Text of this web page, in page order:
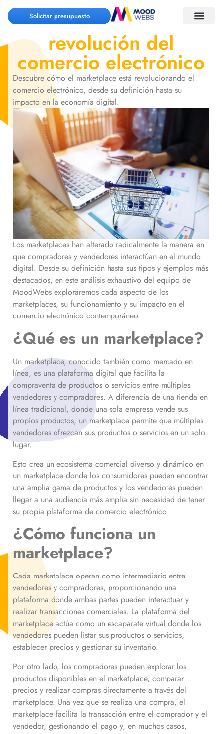
Solicitar presupuesto
Marketplace: La
revolución del
comercio electrónico
Descubre cómo el marketplace está revolucionando el
comercio electrónico, desde su definición hasta su
impacto en la economía digital.
Los marketplaces han alterado radicalmente la manera en
que compradores y vendedores interactúan en el mundo
digital. Desde su definición hasta sus tipos y ejemplos más
destacados, en este análisis exhaustivo del equipo de
MoodWebs exploraremos cada aspecto de los
marketplaces, su funcionamiento y su impacto en el
comercio electrónico contemporáneo.
¿Qué es un marketplace?
Un marketplace, conocido también como mercado en
línea, es una plataforma digital que facilita la
compraventa de productos o servicios entre múltiples
vendedores y compradores. A diferencia de una tienda en
línea tradicional, donde una sola empresa vende sus
propios productos, un marketplace permite que múltiples
vendedores ofrezcan sus productos o servicios en un solo
lugar.
Esto crea un ecosistema comercial diverso y dinámico en
un marketplace donde los consumidores pueden encontrar
una amplia gama de productos y los vendedores pueden
llegar a una audiencia más amplia sin necesidad de tener
su propia plataforma de comercio electrónico.
¿Cómo funciona un
marketplace?
Cada marketplace operan como intermediario entre
vendedores y compradores, proporcionando una
plataforma donde ambas partes pueden interactuar y
realizar transacciones comerciales. La plataforma del
marketplace actúa como un escaparate virtual donde los
vendedores pueden listar sus productos o servicios,
establecer precios y gestionar su inventario.
Por otro lado, los compradores pueden explorar los
productos disponibles en el marketplace, comparar
precios y realizar compras directamente a través del
marketplace. Una vez que se realiza una compra, el
marketplace facilita la transacción entre el comprador y el
vendedor, gestionando el pago y, en muchos casos,